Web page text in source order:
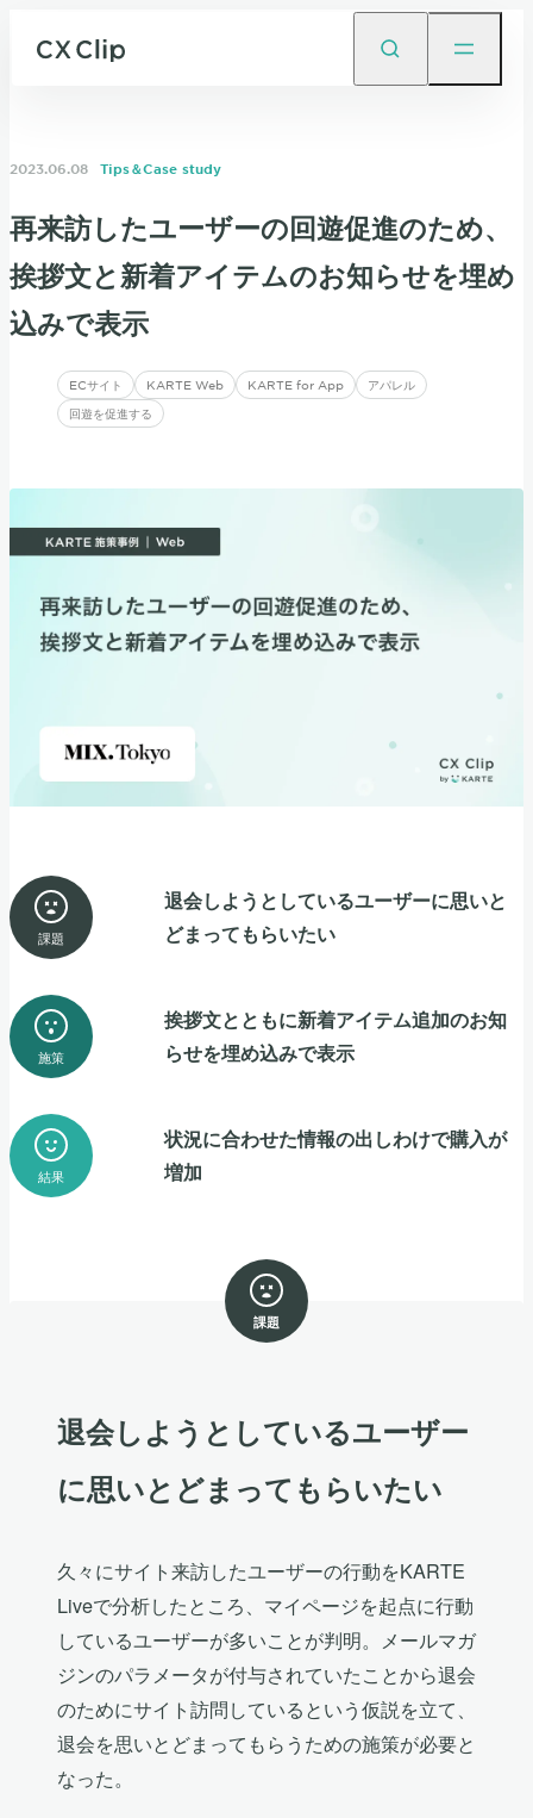
2023.06.08 Tips＆Case study
再来訪したユーザーの回遊促進のため、
挨拶文と新着アイテムのお知らせを埋め
込みで表示
ECサイト KARTE Web KARTE for App
アパレル
回遊を促進する
課題
退会しようとしているユーザーに思いと
どまってもらいたい
施策
挨拶文とともに新着アイテム追加のお知
らせを埋め込みで表示
結果
状況に合わせた情報の出しわけで購入が
増加
課題
退会しようとしているユーザー
に思いとどまってもらいたい
久々にサイト来訪したユーザーの行動をKARTE
Liveで分析したところ、マイページを起点に行動
しているユーザーが多いことが判明。メールマガ
ジンのパラメータが付与されていたことから退会
のためにサイト訪問しているという仮説を立て、
退会を思いとどまってもらうための施策が必要と
なった。